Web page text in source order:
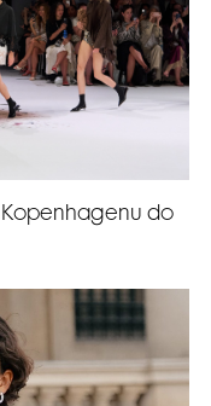
Kopenhagenu do